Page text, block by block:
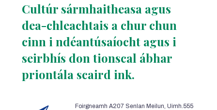
Cultúr sármhaitheasa agus
dea-chleachtais a chur chun
cinn i ndéantúsaíocht agus i
seirbhís don tionscal ábhar
priontála scaird ink.
Foirgneamh A207 Senlan Meilun, Uimh.555